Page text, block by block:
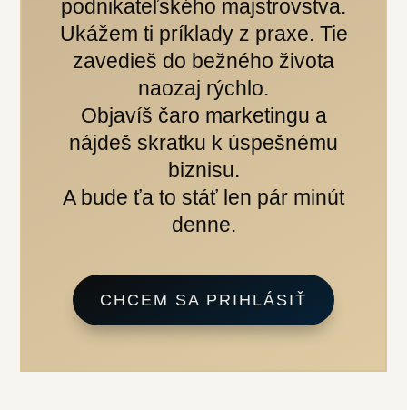
podnikateľského majstrovstva.
Ukážem ti príklady z praxe. Tie
zavedieš do bežného života
naozaj rýchlo.
Objavíš čaro marketingu a
nájdeš skratku k úspešnému
biznisu.
A bude ťa to stáť len pár minút
denne.
CHCEM SA PRIHLÁSIŤ